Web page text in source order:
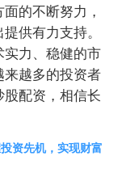
的不断努力，
供有力支持。
实力、稳健的市
来越多的投资者
配资，相信长
资先机，实现财富